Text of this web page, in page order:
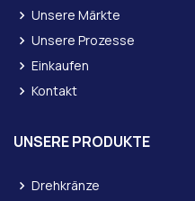
Unsere Märkte
Unsere Prozesse
Einkaufen
Kontakt
UNSERE PRODUKTE
Drehkränze